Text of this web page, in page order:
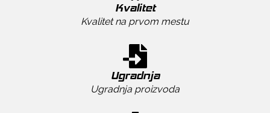
Kvalitet
Kvalitet na prvom mestu
Ugradnja
Ugradnja proizvoda